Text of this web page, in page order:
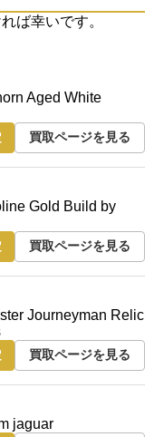
ば幸いです。
Aged White
買取ページを見る
Gold Build by
買取ページを見る
Journeyman Relic
買取ページを見る
jaguar